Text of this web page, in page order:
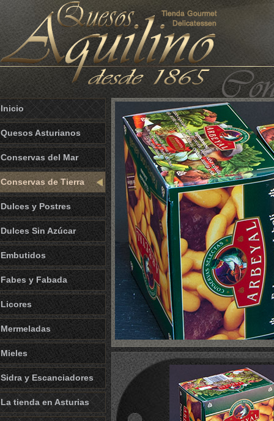
Inicio
Quesos Asturianos
Conservas del Mar
Conservas de Tierra
Dulces y Postres
Dulces Sin Azúcar
Embutidos
Fabes y Fabada
Licores
Mermeladas
Mieles
Sidra y Escanciadores
La tienda en Asturias